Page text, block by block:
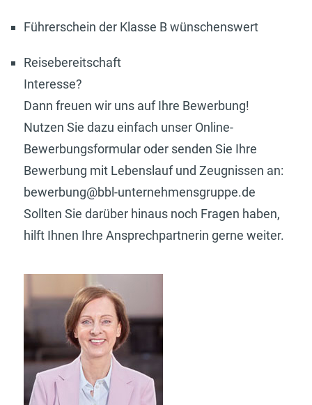
Führerschein der Klasse B wünschenswert
Reisebereitschaft
Interesse?
Dann freuen wir uns auf Ihre Bewerbung!
Nutzen Sie dazu einfach unser Online-
Bewerbungsformular oder senden Sie Ihre
Bewerbung mit Lebenslauf und Zeugnissen an:
bewerbung@bbl-unternehmensgruppe.de
Sollten Sie darüber hinaus noch Fragen haben,
hilft Ihnen Ihre Ansprechpartnerin gerne weiter.